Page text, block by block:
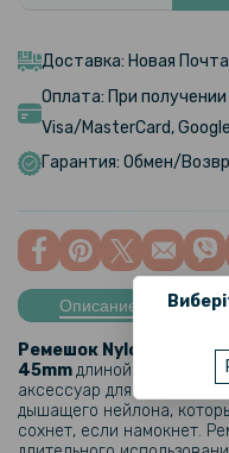
Доставка: Новая
Оплата: При
Visa/MasterCard,
Гарантия: Обмен/
Описание
Ремешок Nylon Loop
45mmдлиной 13 см —
аксессуар для
дышащего нейлона,
сохнет, если намокнет.